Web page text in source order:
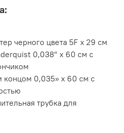
черного цвета 5F x 29 см
0,038“ х 60 см с
концом 0,035» х 60 см с
трубка для